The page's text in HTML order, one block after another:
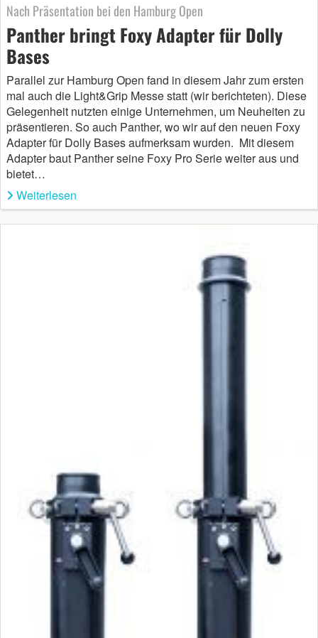
Nach Präsentation bei den Hamburg Open
Panther bringt Foxy Adapter für Dolly
Bases
Parallel zur Hamburg Open fand in diesem Jahr zum ersten
mal auch die Light&Grip Messe statt (wir berichteten). Diese
Gelegenheit nutzten einige Unternehmen, um Neuheiten zu
präsentieren. So auch Panther, wo wir auf den neuen Foxy
Adapter für Dolly Bases aufmerksam wurden. Mit diesem
Adapter baut Panther seine Foxy Pro Serie weiter aus und
bietet…
Weiterlesen